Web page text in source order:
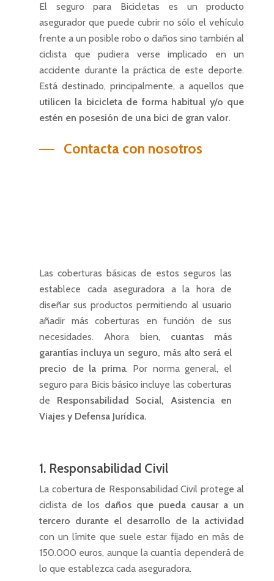
El seguro para Bicicletas es un producto
asegurador que puede cubrir no sólo el vehículo
frente a un posible robo o daños sino también al
ciclista que pudiera verse implicado en un
accidente durante la práctica de este deporte.
Está destinado, principalmente, a aquellos que
utilicen la bicicleta de forma habitual y/o que
estén en posesión de una bici de gran valor.
Contacta con nosotros
Las coberturas básicas de estos seguros las
establece cada aseguradora a la hora de
diseñar sus productos permitiendo al usuario
añadir más coberturas en función de sus
necesidades. Ahora bien, cuantas más
garantías incluya un seguro, más alto será el
precio de la prima. Por norma general, el
seguro para Bicis básico incluye las coberturas
de Responsabilidad Social, Asistencia en
Viajes y Defensa Jurídica.
1. Responsabilidad Civil
La cobertura de Responsabilidad Civil protege al
ciclista de los daños que pueda causar a un
tercero durante el desarrollo de la actividad
con un límite que suele estar fijado en más de
150.000 euros, aunque la cuantía dependerá de
lo que establezca cada aseguradora.